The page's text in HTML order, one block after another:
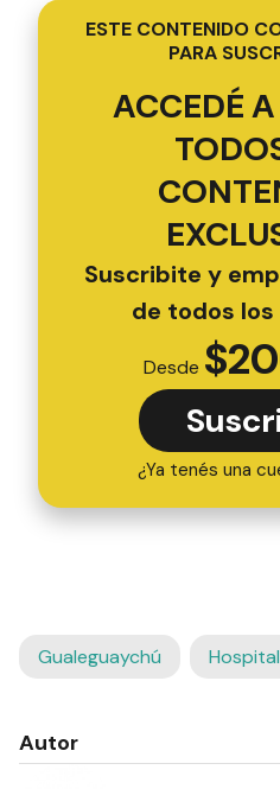
ESTE CONTENIDO
PARA
ACCEDÉ
Suscribite y
de todos
Desde $
¿Ya tenés una
Gualeguaychú
Autor